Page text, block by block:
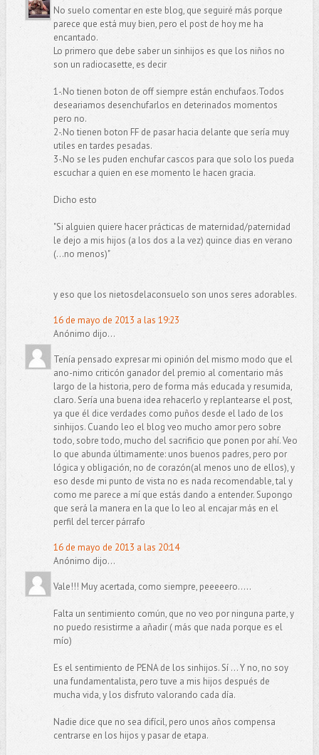
No suelo comentar en este blog, que seguiré más porque
parece que está muy bien, pero el post de hoy me ha
encantado.
Lo primero que debe saber un sinhijos es que los niños no
son un radiocasette, es decir
1-.No tienen boton de off siempre están enchufaos.Todos
deseariamos desenchufarlos en deterinados momentos
pero no.
2-.No tienen boton FF de pasar hacia delante que sería muy
utiles en tardes pesadas.
3-.No se les puden enchufar cascos para que solo los pueda
escuchar a quien en ese momento le hacen gracia.
Dicho esto
"Si alguien quiere hacer prácticas de maternidad/paternidad
le dejo a mis hijos (a los dos a la vez) quince dias en verano
(...no menos)"
y eso que los nietosdelaconsuelo son unos seres adorables.
16 de mayo de 2013 a las 19:23
Anónimo dijo...
Tenía pensado expresar mi opinión del mismo modo que el
ano-nimo criticón ganador del premio al comentario más
largo de la historia, pero de forma más educada y resumida,
claro. Sería una buena idea rehacerlo y replantearse el post,
ya que él dice verdades como puños desde el lado de los
sinhijos. Cuando leo el blog veo mucho amor pero sobre
todo, sobre todo, mucho del sacrificio que ponen por ahí. Veo
lo que abunda últimamente: unos buenos padres, pero por
lógica y obligación, no de corazón(al menos uno de ellos), y
eso desde mi punto de vista no es nada recomendable, tal y
como me parece a mí que estás dando a entender. Supongo
que será la manera en la que lo leo al encajar más en el
perfil del tercer párrafo
16 de mayo de 2013 a las 20:14
Anónimo dijo...
Vale!!! Muy acertada, como siempre, peeeeero.....
Falta un sentimiento común, que no veo por ninguna parte, y
no puedo resistirme a añadir ( más que nada porque es el
mío)
Es el sentimiento de PENA de los sinhijos. Sí ... Y no, no soy
una fundamentalista, pero tuve a mis hijos después de
mucha vida, y los disfruto valorando cada día.
Nadie dice que no sea difícil, pero unos años compensa
centrarse en los hijos y pasar de etapa.